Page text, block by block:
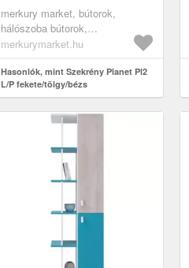
merkury market, bútorok,
hálószoba bútorok,
gardróbszekrények,
szekrények, nyílóajtós
szekrények, sarokszekrények,
ifjúsági bútorok, ifjúsági
merkurymarket.hu
Hasonlók, mint Szekrény Planet Pl2
L/P fekete/tölgy/bézs